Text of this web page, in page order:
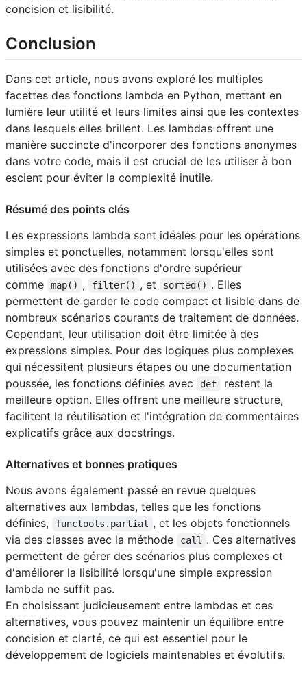
concision et lisibilité.
Conclusion
Dans cet article, nous avons exploré les multiples
facettes des fonctions lambda en Python, mettant en
lumière leur utilité et leurs limites ainsi que les contextes
dans lesquels elles brillent. Les lambdas offrent une
manière succincte d'incorporer des fonctions anonymes
dans votre code, mais il est crucial de les utiliser à bon
escient pour éviter la complexité inutile.
Résumé des points clés
Les expressions lambda sont idéales pour les opérations
simples et ponctuelles, notamment lorsqu'elles sont
utilisées avec des fonctions d'ordre supérieur
comme
map() , filter() , et sorted() . Elles
permettent de garder le code compact et lisible dans de
nombreux scénarios courants de traitement de données.
Cependant, leur utilisation doit être limitée à des
expressions simples. Pour des logiques plus complexes
qui nécessitent plusieurs étapes ou une documentation
poussée, les fonctions définies avec
def
restent la
meilleure option. Elles offrent une meilleure structure,
facilitent la réutilisation et l'intégration de commentaires
explicatifs grâce aux docstrings.
Alternatives et bonnes pratiques
Nous avons également passé en revue quelques
alternatives aux lambdas, telles que les fonctions
définies,
functools.partial
, et les objets fonctionnels
via des classes avec la méthode
call
. Ces alternatives
permettent de gérer des scénarios plus complexes et
d'améliorer la lisibilité lorsqu'une simple expression
lambda ne suffit pas.
En choisissant judicieusement entre lambdas et ces
alternatives, vous pouvez maintenir un équilibre entre
concision et clarté, ce qui est essentiel pour le
développement de logiciels maintenables et évolutifs.